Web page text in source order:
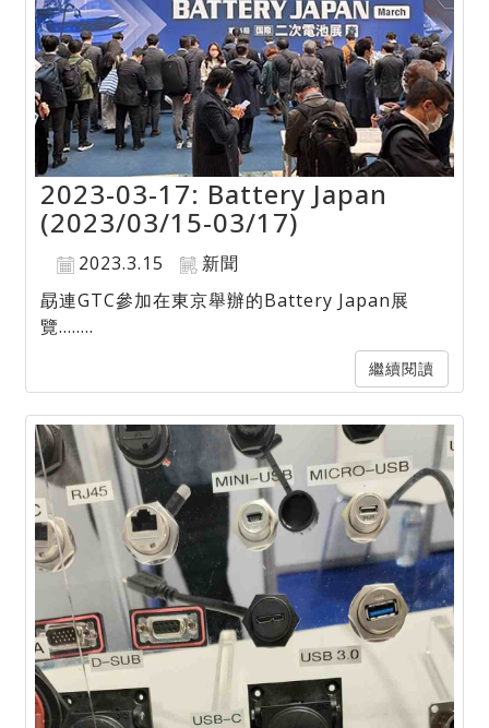
2023-03-17: Battery Japan
(2023/03/15-03/17)
2023.3.15
新聞
勗連GTC參加在東京舉辦的Battery Japan展
覽........
繼續閱讀